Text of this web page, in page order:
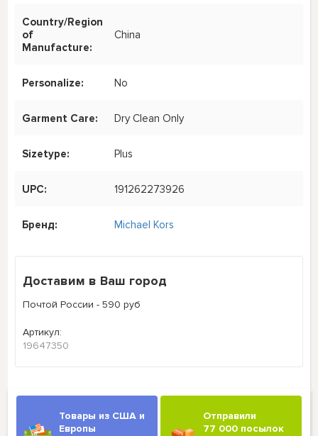
Country/Region
of
Manufacture:
China
Personalize: No
Garment Care: Dry Clean Only
Sizetype: Plus
UPC: 191262273926
Бренд: Michael Kors
Доставим в Ваш город
Почтой России - 590 руб
Артикул:
19647350
Товары из США и
Европы
Отправили
77 000 посылок